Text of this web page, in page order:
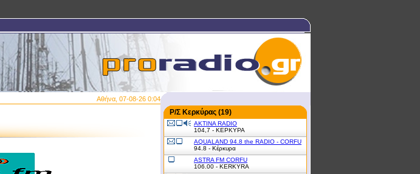
Αθήνα, 07-08-26 0:04
Ρ/Σ Κερκύρας (19)
AKTINA RADIO
104,7 - ΚΕΡΚΥΡΑ
AQUALAND 94.8 the RADIO - CORFU
94.8 - Κέρκυρα
ASTRA FM CORFU
106.00 - KERKYRA